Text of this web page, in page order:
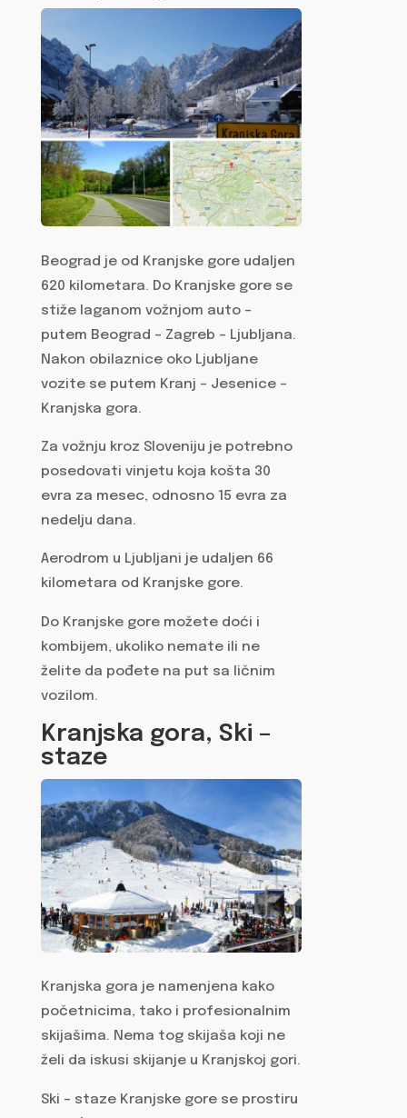
Beograd je od Kranjske gore udaljen
620 kilometara. Do Kranjske gore se
stiže laganom vožnjom auto –
putem Beograd – Zagreb – Ljubljana.
Nakon obilaznice oko Ljubljane
vozite se putem Kranj – Jesenice –
Kranjska gora.
Za vožnju kroz Sloveniju je potrebno
posedovati vinjetu koja košta 30
evra za mesec, odnosno 15 evra za
nedelju dana.
Aerodrom u Ljubljani je udaljen 66
kilometara od Kranjske gore.
Do Kranjske gore možete doći i
kombijem, ukoliko nemate ili ne
želite da pođete na put sa ličnim
vozilom.
Kranjska gora, Ski –
staze
Kranjska gora je namenjena kako
početnicima, tako i profesionalnim
skijašima. Nema tog skijaša koji ne
želi da iskusi skijanje u Kranjskoj gori.
Ski – staze Kranjske gore se prostiru